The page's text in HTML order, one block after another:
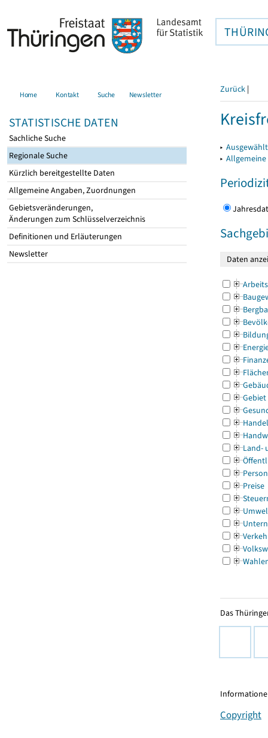
Home Kontakt Suche Newsletter
STATISTISCHE DATEN
Sachliche Suche
Regionale Suche
Kürzlich bereitgestellte Daten
Allgemeine Angaben, Zuordnungen
Gebietsveränderungen,
Änderungen zum Schlüsselverzeichnis
Definitionen und Erläuterungen
Newsletter
Zurück |
▸
▸
Gebiet
Land-
Preise
Das
Copyright